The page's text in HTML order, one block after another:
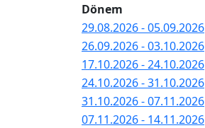
Dönem
29.08.2026 - 05.09.2026
26.09.2026 - 03.10.2026
17.10.2026 - 24.10.2026
24.10.2026 - 31.10.2026
31.10.2026 - 07.11.2026
07.11.2026 - 14.11.2026